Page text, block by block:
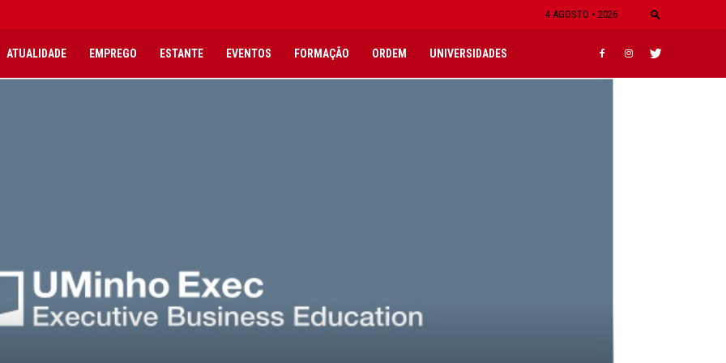
4 AGOSTO • 2026
ATUALIDADE EMPREGO ESTANTE EVENTOS FORMAÇÃO ORDEM UNIVERSIDADES